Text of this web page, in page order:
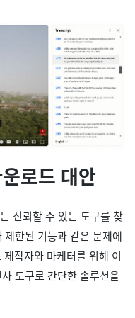
로드 대안
신뢰할 수 있는 도구를 찾
한된 기능과 같은 문제에
작자와 마케터를 위해 이
도구로 간단한 솔루션을